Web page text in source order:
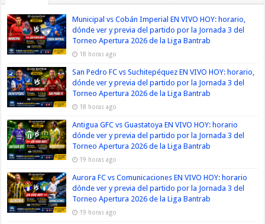
Municipal vs Cobán Imperial EN VIVO HOY: horario,
dónde ver y previa del partido por la Jornada 3 del
Torneo Apertura 2026 de la Liga Bantrab
18 horas ago
San Pedro FC vs Suchitepéquez EN VIVO HOY: horario,
dónde ver y previa del partido por la Jornada 3 del
Torneo Apertura 2026 de la Liga Bantrab
18 horas ago
Antigua GFC vs Guastatoya EN VIVO HOY: horario
dónde ver y previa del partido por la Jornada 3 del
Torneo Apertura 2026 de la Liga Bantrab
19 horas ago
Aurora FC vs Comunicaciones EN VIVO HOY: horario
dónde ver y previa del partido por la Jornada 3 del
Torneo Apertura 2026 de la Liga Bantrab
19 horas ago